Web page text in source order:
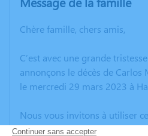
Chère famille, chers amis,
C’est avec une grande
annonçons le décès de Carlos
le mercredi 29 mars 2023 à
Nous vous invitons à utiliser
vos condoléances, partager